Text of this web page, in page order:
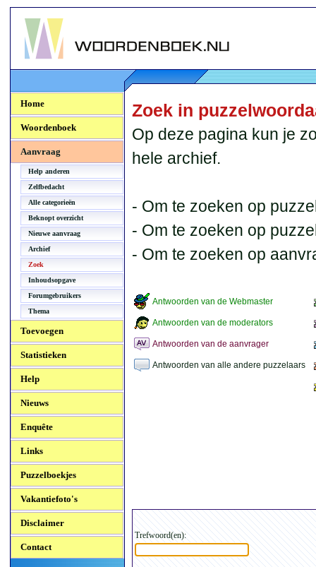
Woordenboek.NU
Home
Woordenboek
Aanvraag
Help anderen
Zelfbedacht
Alle categorieën
Beknopt overzicht
Nieuwe aanvraag
Archief
Zoek
Inhoudsopgave
Forumgebruikers
Thema
Toevoegen
Statistieken
Help
Nieuws
Enquête
Links
Puzzelboekjes
Vakantiefoto's
Disclaimer
Contact
Zoek in
Op deze pagina kun je
hele archief.
- Om te zoeken op
- Om te zoeken op
- Om te zoeken op
Antwoorden van de Webmaster
Antwoorden van de moderators
Antwoorden van de aanvrager
Antwoorden van alle andere puzzelaars
Trefwoord(en):